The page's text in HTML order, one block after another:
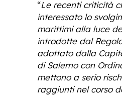
“Le recenti criticità
interessato lo
marittimi alla luce
introdotte dal
adottato dalla
di Salerno con
mettono a serio
raggiunti nel corso